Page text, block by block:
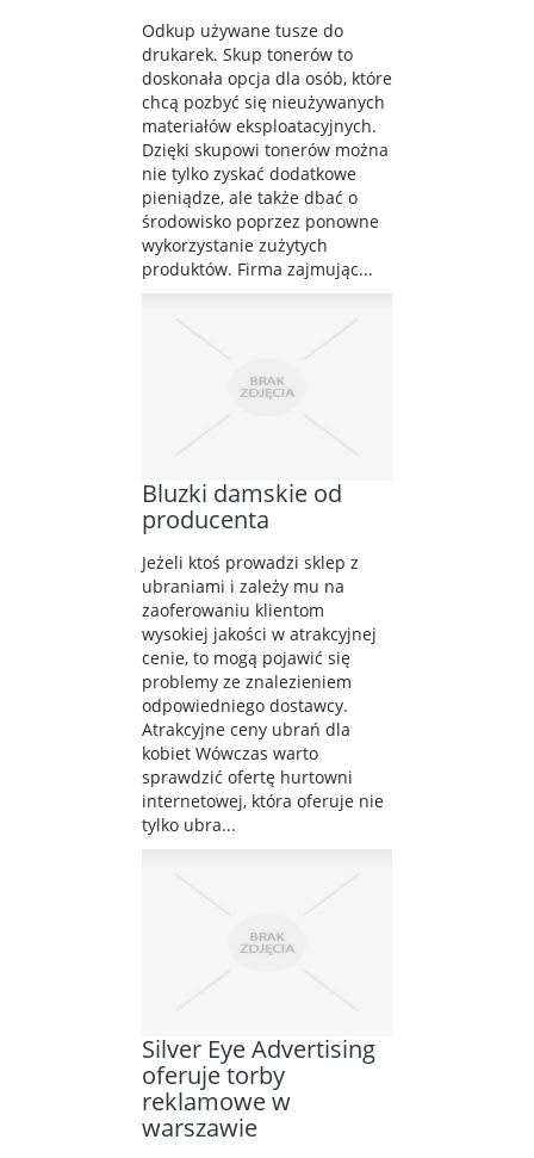
Odkup używane tusze do
drukarek. Skup tonerów to
doskonała opcja dla osób, które
chcą pozbyć się nieużywanych
materiałów eksploatacyjnych.
Dzięki skupowi tonerów można
nie tylko zyskać dodatkowe
pieniądze, ale także dbać o
środowisko poprzez ponowne
wykorzystanie zużytych
produktów. Firma zajmując...
Bluzki damskie od
producenta
Jeżeli ktoś prowadzi sklep z
ubraniami i zależy mu na
zaoferowaniu klientom
wysokiej jakości w atrakcyjnej
cenie, to mogą pojawić się
problemy ze znalezieniem
odpowiedniego dostawcy.
Atrakcyjne ceny ubrań dla
kobiet Wówczas warto
sprawdzić ofertę hurtowni
internetowej, która oferuje nie
tylko ubra...
Silver Eye Advertising
oferuje torby
reklamowe w
warszawie